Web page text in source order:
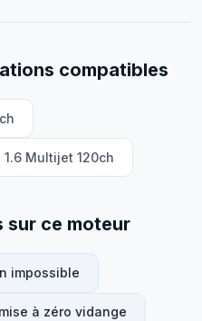
compatibles
1.6 Multijet 120ch
sur ce moteur
impossible
à zéro vidange